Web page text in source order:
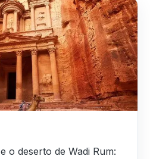
o deserto de Wadi Rum: